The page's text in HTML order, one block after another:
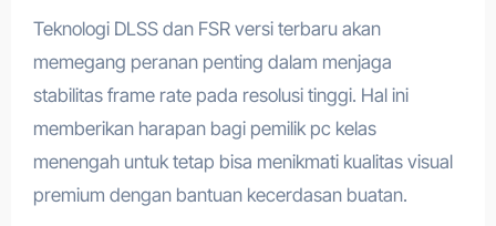
Teknologi DLSS dan FSR versi terbaru akan
memegang peranan penting dalam menjaga
stabilitas frame rate pada resolusi tinggi. Hal ini
memberikan harapan bagi pemilik pc kelas
menengah untuk tetap bisa menikmati kualitas visual
premium dengan bantuan kecerdasan buatan.